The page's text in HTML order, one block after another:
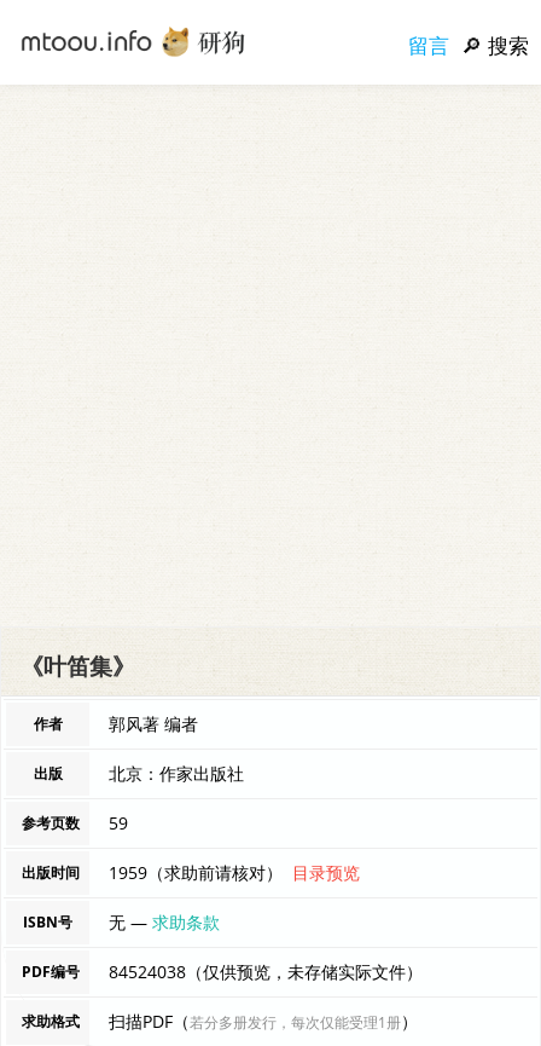
留言 搜索
《叶笛集》
作者 郭风著 编者
出版 北京：作家出版社
参考页数 59
出版时间 1959（求助前请核对） 目录预览
ISBN号 无 —求助条款
PDF编号 84524038（仅供预览，未存储实际文件）
求助格式 扫描PDF（若分多册发行，每次仅能受理1册）